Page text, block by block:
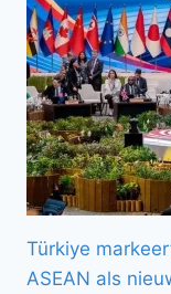
Türkiye
ASEAN als